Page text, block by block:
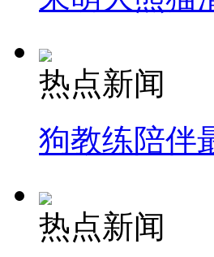
热点新闻
狗教练陪伴
热点新闻